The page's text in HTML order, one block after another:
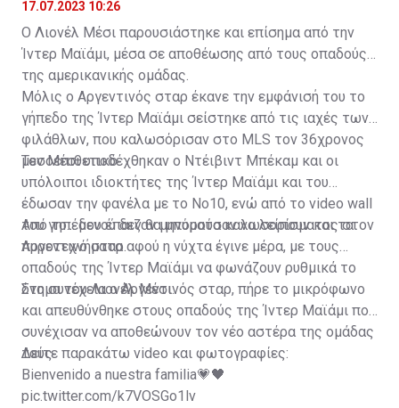
17.07.2023 10:26
Ο Λιονέλ Μέσι παρουσιάστηκε και επίσημα από την
Ίντερ Μαϊάμι, μέσα σε αποθέωσης από τους οπαδούς
της αμερικανικής ομάδας.
Μόλις ο Αργεντινός σταρ έκανε την εμφάνισή του το
γήπεδο της Ίντερ Μαϊάμι σείστηκε από τις ιαχές των
φιλάθλων, που καλωσόρισαν στο MLS τον 36χρονος
μεσοεπιθετικό.
Τον Μέσι υποδέχθηκαν ο Ντέιβιντ Μπέκαμ και οι
υπόλοιποι ιδιοκτήτες της Ίντερ Μαϊάμι και του
έδωσαν την φανέλα με το Νο10, ενώ από το video wall
του γηπέδου έπαιζαν μηνύματα καλωσορίσματος στον
Αργεντινό σταρ.
Από το... μενού δεν θα μπορούσαν να λείπουν και τα
πυροτεχνήματα αφού η νύχτα έγινε μέρα, με τους
οπαδούς της Ίντερ Μαϊάμι να φωνάζουν ρυθμικά το
όνομα του Λιονέλ Μέσι.
Στη συνέχεια ο Αργεντινός σταρ, πήρε το μικρόφωνο
και απευθύνθηκε στους οπαδούς της Ίντερ Μαϊάμι που
συνέχισαν να αποθεώνουν τον νέο αστέρα της ομάδας
τους.
Δείτε παρακάτω video και φωτογραφίες:
Bienvenido a nuestra familia💗🖤
pic.twitter.com/k7VOSGo1lv